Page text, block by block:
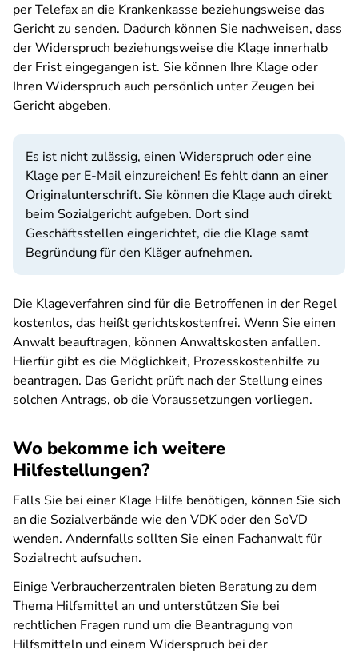
per Telefax an die Krankenkasse beziehungsweise das
Gericht zu senden. Dadurch können Sie nachweisen, dass
der Widerspruch beziehungsweise die Klage innerhalb
der Frist eingegangen ist. Sie können Ihre Klage oder
Ihren Widerspruch auch persönlich unter Zeugen bei
Gericht abgeben.
Es ist nicht zulässig, einen Widerspruch oder eine
Klage per E-Mail einzureichen! Es fehlt dann an einer
Originalunterschrift. Sie können die Klage auch direkt
beim Sozialgericht aufgeben. Dort sind
Geschäftsstellen eingerichtet, die die Klage samt
Begründung für den Kläger aufnehmen.
Die Klageverfahren sind für die Betroffenen in der Regel
kostenlos, das heißt gerichtskostenfrei. Wenn Sie einen
Anwalt beauftragen, können Anwaltskosten anfallen.
Hierfür gibt es die Möglichkeit, Prozesskostenhilfe zu
beantragen. Das Gericht prüft nach der Stellung eines
solchen Antrags, ob die Voraussetzungen vorliegen.
Wo bekomme ich weitere
Hilfestellungen?
Falls Sie bei einer Klage Hilfe benötigen, können Sie sich
an die Sozialverbände wie den VDK oder den SoVD
wenden. Andernfalls sollten Sie einen Fachanwalt für
Sozialrecht aufsuchen.
Einige Verbraucherzentralen bieten Beratung zu dem
Thema Hilfsmittel an und unterstützen Sie bei
rechtlichen Fragen rund um die Beantragung von
Hilfsmitteln und einem Widerspruch bei der